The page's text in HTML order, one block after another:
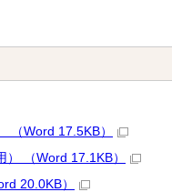
Word 17.5KB）
（Word 17.1KB）
20.0KB）